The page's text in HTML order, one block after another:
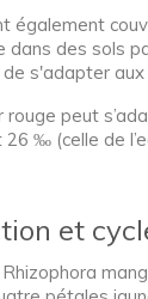
également
dans des sols
s'adapter
rouge peut
‰ (celle de
et